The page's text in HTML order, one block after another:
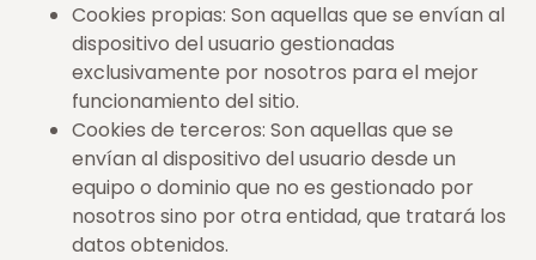
Cookies propias: Son aquellas que se envían al
dispositivo del usuario gestionadas
exclusivamente por nosotros para el mejor
funcionamiento del sitio.
Cookies de terceros: Son aquellas que se
envían al dispositivo del usuario desde un
equipo o dominio que no es gestionado por
nosotros sino por otra entidad, que tratará los
datos obtenidos.